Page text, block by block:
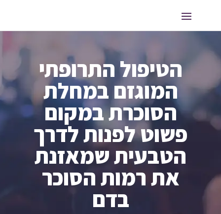
הטיפול התרופתי
המוגזם במחלת
הסוכרת במקום
פשוט לפנות לדרך
הטבעית שמאזנת
את רמות הסוכר
בדם